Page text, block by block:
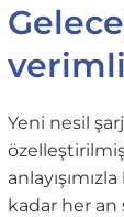
Yeni nesil
kadar her an